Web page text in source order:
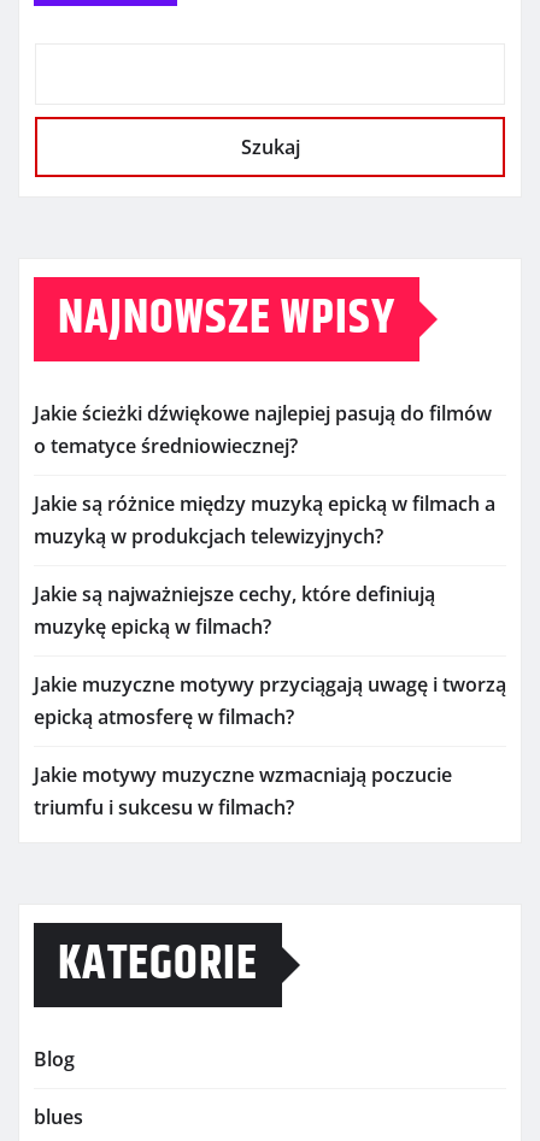
Szukaj
NAJNOWSZE WPISY
Jakie ścieżki dźwiękowe najlepiej pasują do filmów
o tematyce średniowiecznej?
Jakie są różnice między muzyką epicką w filmach a
muzyką w produkcjach telewizyjnych?
Jakie są najważniejsze cechy, które definiują
muzykę epicką w filmach?
Jakie muzyczne motywy przyciągają uwagę i tworzą
epicką atmosferę w filmach?
Jakie motywy muzyczne wzmacniają poczucie
triumfu i sukcesu w filmach?
KATEGORIE
Blog
blues